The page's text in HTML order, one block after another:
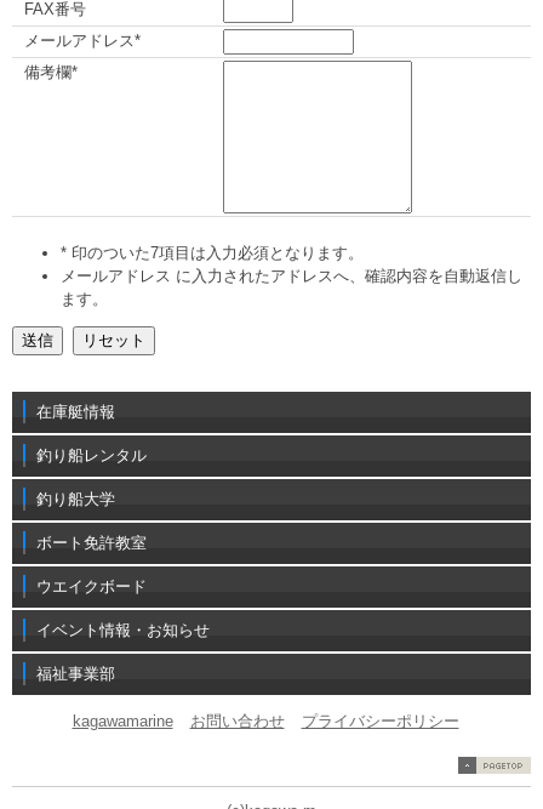
FAX番号
メールアドレス*
備考欄*
* 印のついた7項目は入力必須となります。
メールアドレス に入力されたアドレスへ、確認内容を自動返信し
ます。
在庫艇情報
釣り船レンタル
釣り船大学
ボート免許教室
ウエイクボード
イベント情報・お知らせ
福祉事業部
kagawamarine お問い合わせ プライバシーポリシー